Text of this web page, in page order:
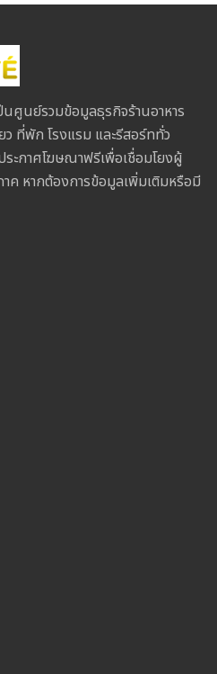
ศูนย์รวมข้อมูลธุรกิจร้านอาหาร
ที่พัก โรงแรม และรีสอร์ททั่ว
ะกาศโฆษณาฟรีเพื่อเชื่อมโยงผู้
ค หากต้องการข้อมูลเพิ่มเติมหรือมี